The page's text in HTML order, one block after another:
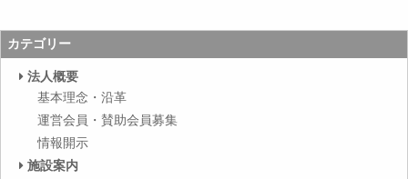
カテゴリー
法人概要
基本理念・沿革
運営会員・賛助会員募集
情報開示
施設案内